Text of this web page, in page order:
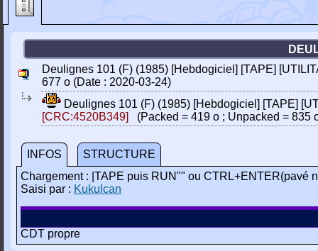
Deulignes 101 (F) (1985) [Hebdogiciel] [TAPE]
677 o (Date : 2020-03-24)
Deulignes 101 (F) (1985) [Hebdogiciel] [TAPE]
[CRC:4520B349]
(Packed = 419 o ; Unpacked = 835
INFOS
STRUCTURE
Chargement : |TAPE puis RUN"" ou CTRL+ENTER(pavé
Saisi par : Kukulcan
CDT propre